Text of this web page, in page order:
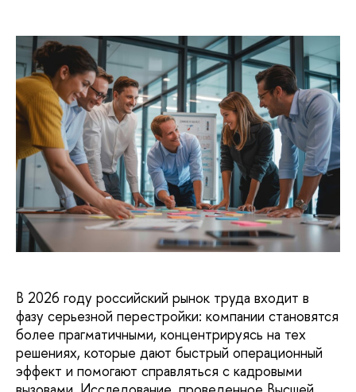
В 2026 году российский рынок труда входит в
фазу серьезной перестройки: компании становятся
более прагматичными, концентрируясь на тех
решениях, которые дают быстрый операционный
эффект и помогают справляться с кадровыми